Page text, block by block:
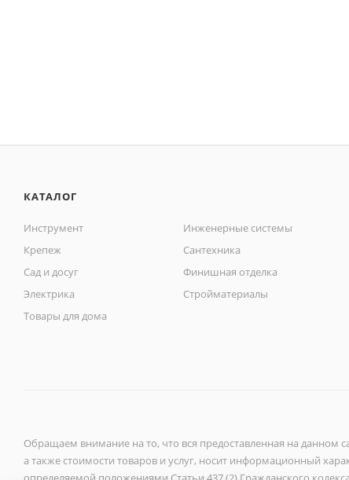
КАТАЛОГ
Инструмент
Инженерные системы
Крепеж
Сантехника
Сад и досуг
Финишная отделка
Электрика
Стройматериалы
Товары для дома
Обращаем внимание на то, что вся предоставленная на данном
а также стоимости товаров и услуг, носит информационный